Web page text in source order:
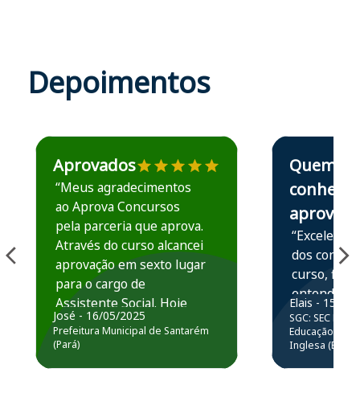
Depoimentos
Estudante José recomenda o Aprova Concursos em
Aprovados
“Meus agradecimentos
ao Aprova Concursos
pela parceria que aprova.
Através do curso alcancei
aprovação em sexto lugar
para o cargo de
Assistente Social. Hoje
estou atuando na
Prefeitura de Santarém.
José - 16/05/2025
Prefeitura Municipal de Santarém
(Pará)
Estudante Elais
Quem
conhece,
aprova
“Excelente
dos
curso,
entender e
prática
resolução
questões.”
Elais - 15/07/
SGC: SEC BA
Educação
Inglesa (Edital